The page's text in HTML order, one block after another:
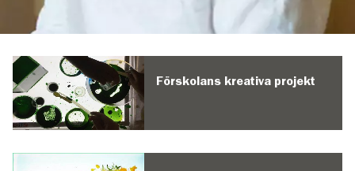
Östs
förskola
Förskolans kreativa projekt